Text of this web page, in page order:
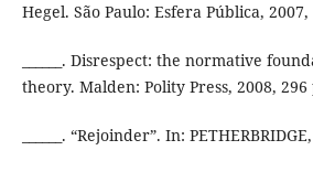
Hegel. São Paulo: Esfera Pública, 2007,
______. Disrespect: the normative
theory. Malden: Polity Press, 2008, 296
______. “Rejoinder”. In: